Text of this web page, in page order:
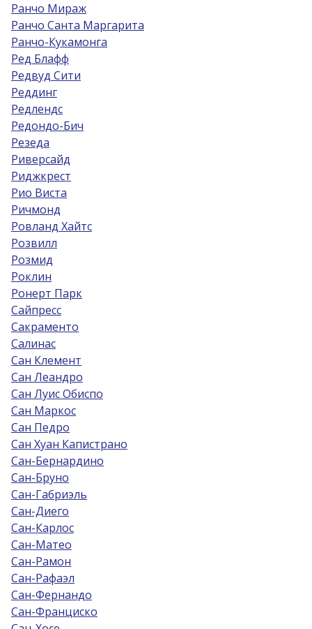
Ранчо Мираж
Ранчо Санта Маргарита
Ранчо-Кукамонга
Ред Блафф
Редвуд Сити
Реддинг
Редлендс
Редондо-Бич
Резеда
Риверсайд
Риджкрест
Рио Виста
Ричмонд
Ровланд Хайтс
Розвилл
Розмид
Роклин
Ронерт Парк
Сайпресс
Сакраменто
Салинас
Сан Клемент
Сан Леандро
Сан Луис Обиспо
Сан Маркос
Сан Педро
Сан Хуан Капистрано
Сан-Бернардино
Сан-Бруно
Сан-Габриэль
Сан-Диего
Сан-Карлос
Сан-Матео
Сан-Рамон
Сан-Рафаэл
Сан-Фернандо
Сан-Франциско